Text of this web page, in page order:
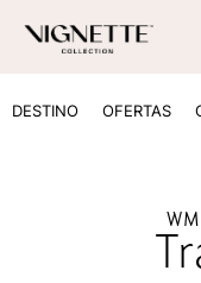
DESTINO OFERTAS